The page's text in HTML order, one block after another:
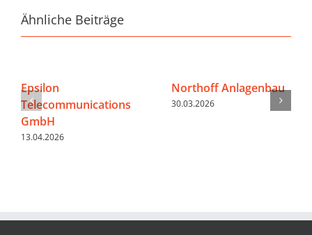
Ähnliche Beiträge
Epsilon
Telecommunications
GmbH
13.04.2026
Northoff Anlagenbau
30.03.2026